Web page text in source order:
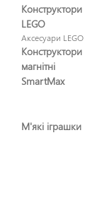
Конструктори
LEGO
Аксесуари LEGO
Конструктори
магнітні
SmartMax
М'які іграшки